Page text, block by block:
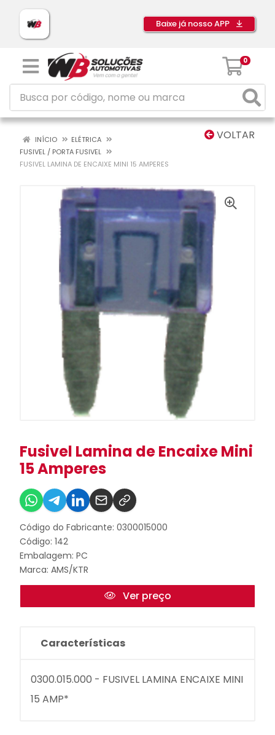
Baixe já nosso APP
0
VOLTAR
INÍCIO
ELÉTRICA
FUSIVEL / PORTA FUSIVEL
FUSIVEL LAMINA DE ENCAIXE MINI 15 AMPERES
Fusivel Lamina de Encaixe Mini
15 Amperes
Código do Fabricante: 0300015000
Código: 142
Embalagem: PC
Marca: AMS/KTR
Ver preço
Características
0300.015.000 - FUSIVEL LAMINA ENCAIXE MINI
15 AMP*